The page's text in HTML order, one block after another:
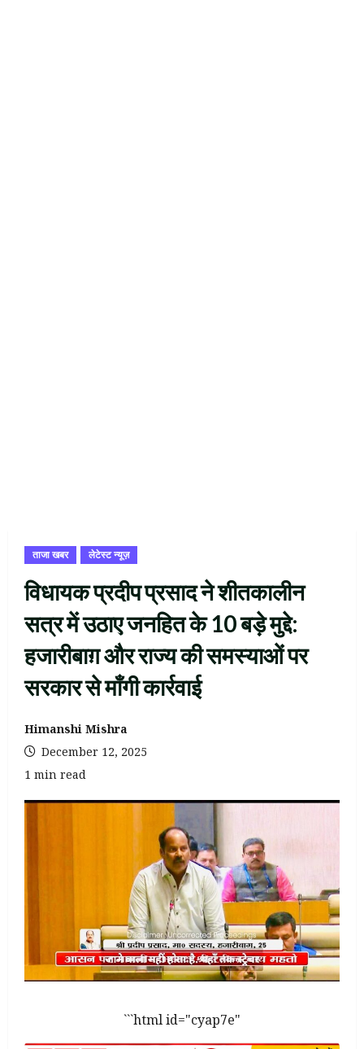
ताजा खबर लेटेस्ट न्यूज़
विधायक प्रदीप प्रसाद ने शीतकालीन
सत्र में उठाए जनहित के 10 बड़े मुद्दे:
हजारीबाग़ और राज्य की समस्याओं पर
सरकार से माँगी कार्रवाई
Himanshi Mishra
December 12, 2025
1 min read
```html id="cyap7e"